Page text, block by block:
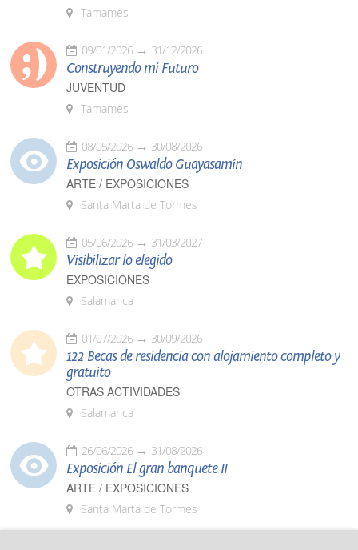
Tamames
09/01/2026 31/12/2026
Construyendo mi Futuro
JUVENTUD
Tamames
08/05/2026 30/08/2026
Exposición Oswaldo Guayasamín
ARTE / EXPOSICIONES
Santa Marta de Tormes
05/06/2026 31/03/2027
Visibilizar lo elegido
EXPOSICIONES
Salamanca
01/07/2026 30/09/2026
122 Becas de residencia con alojamiento completo y
gratuito
OTRAS ACTIVIDADES
Salamanca
26/06/2026 31/08/2026
Exposición El gran banquete II
ARTE / EXPOSICIONES
Santa Marta de Tormes